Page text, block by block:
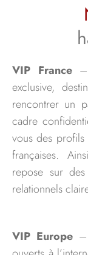
VIP France–
exclusive,
rencontrer un
cadre
vous des profils
françaises.
repose sur
relationnels
VIP Europe–